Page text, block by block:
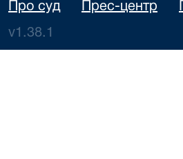
Про суд Прес-центр
v1.38.1